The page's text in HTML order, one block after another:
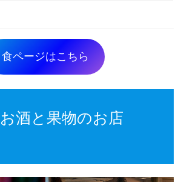
食ページはこちら
酒と果物のお店